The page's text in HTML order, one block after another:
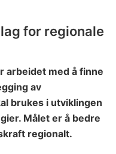
for regionale
arbeidet med å finne
av
brukes i utviklingen
Målet er å bedre
regionalt.